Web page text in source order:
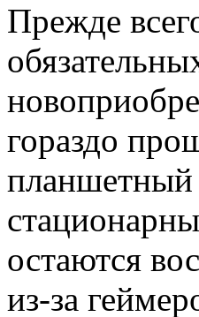
Прежде
гораздо
планшетный
остаются
из-за